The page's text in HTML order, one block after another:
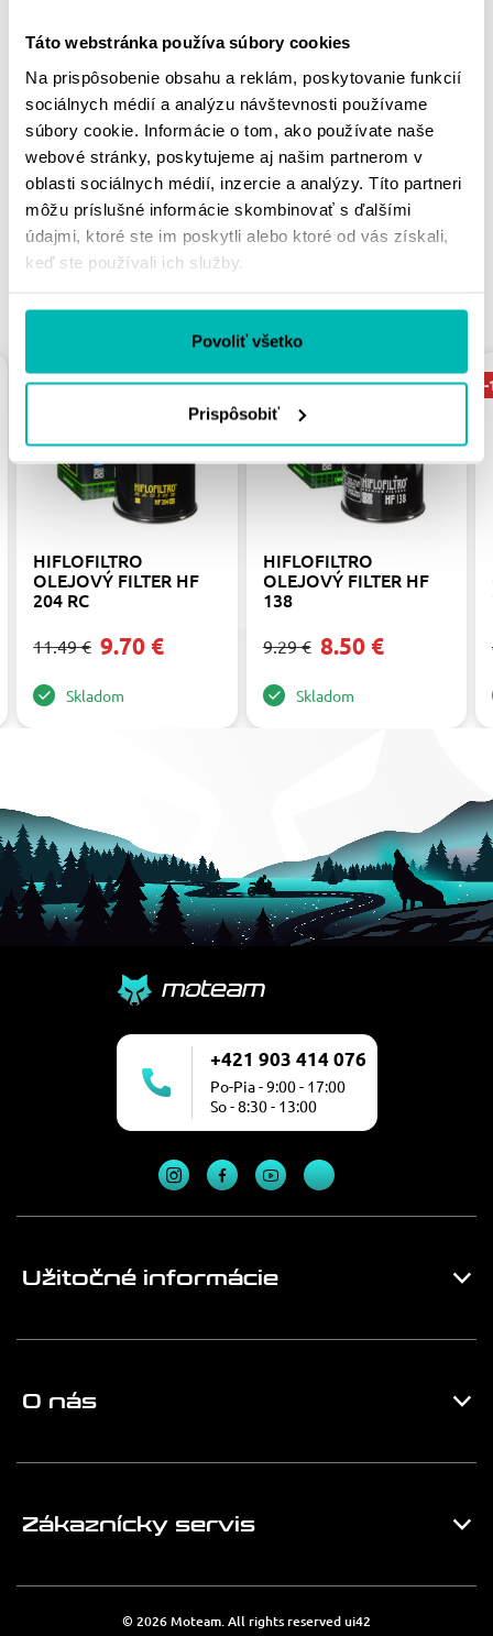
Táto webstránka používa súbory cookies
Na prispôsobenie obsahu a reklám, poskytovanie funkcií
sociálnych médií a analýzu návštevnosti používame
súbory cookie. Informácie o tom, ako používate naše
webové stránky, poskytujeme aj našim partnerom v
oblasti sociálnych médií, inzercie a analýzy. Títo partneri
môžu príslušné informácie skombinovať s ďalšími
údajmi, ktoré ste im poskytli alebo ktoré od vás získali,
keď ste používali ich služby.
Povoliť všetko
Prispôsobiť
MOHLO BY SA VÁM
PÁČIŤ
PODOBNÉ PRODUKTY
-16%
HIFLOFILTRO
OLEJOVÝ FILTER HF
204 RC
11.49 € 9.70 €
Skladom
-8%
HIFLOFILTRO
OLEJOVÝ FILTER HF
138
9.29 € 8.50 €
Skladom
-
+421 903 414 076
Po-Pia - 9:00 - 17:00
So - 8:30 - 13:00
Užitočné informácie
O nás
Zákaznícky servis
© 2026 Moteam. All rights reservedui42